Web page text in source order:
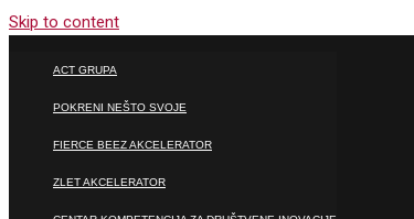
Skip to content
ACT GRUPA
POKRENI NEŠTO SVOJE
FIERCE BEEZ AKCELERATOR
ZLET AKCELERATOR